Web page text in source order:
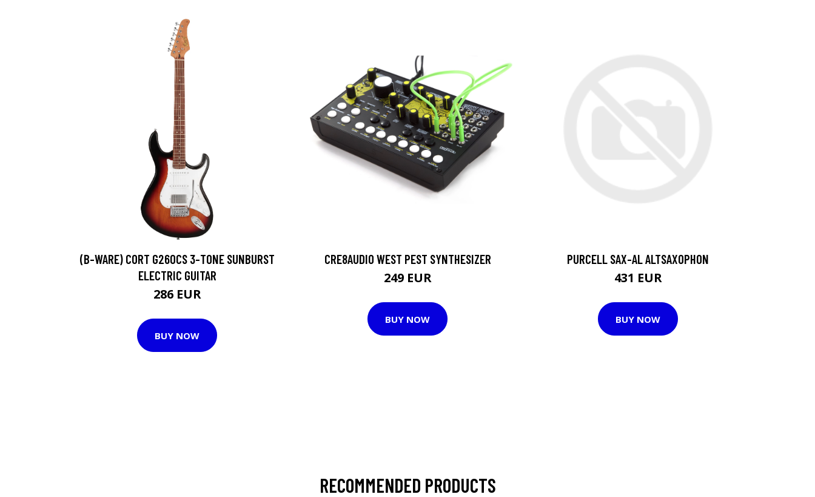
(B-WARE) CORT G260CS 3-TONE SUNBURST
ELECTRIC GUITAR
286 EUR
BUY NOW
CRE8AUDIO WEST PEST SYNTHESIZER
249 EUR
BUY NOW
PURCELL SAX-AL ALTSAXOPHON
431 EUR
BUY NOW
RECOMMENDED PRODUCTS